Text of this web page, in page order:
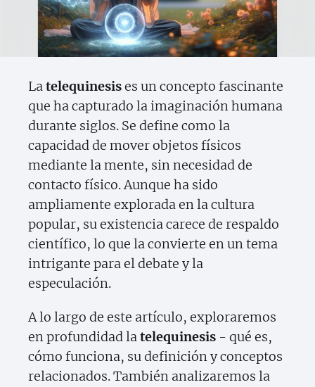
Latelequinesises un concepto fascinante
que ha capturado la imaginación humana
durante siglos. Se define como la
capacidad de mover objetos físicos
mediante la mente, sin necesidad de
contacto físico. Aunque ha sido
ampliamente explorada en la cultura
popular, su existencia carece de respaldo
científico, lo que la convierte en un tema
intrigante para el debate y la
especulación.
A lo largo de este artículo, exploraremos
en profundidad latelequinesis - qué es,
cómo funciona, su definición y conceptos
relacionados. También analizaremos la